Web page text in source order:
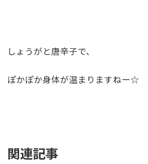
しょうがと唐辛子で、
ぽかぽか身体が温まりますねー☆
関連記事